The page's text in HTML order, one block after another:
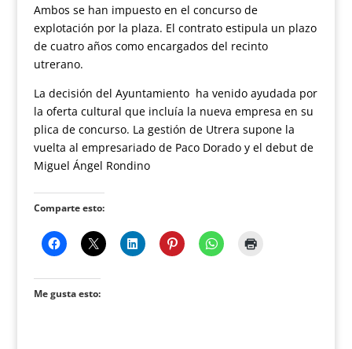
Ambos se han impuesto en el concurso de
explotación por la plaza. El contrato estipula un plazo
de cuatro años como encargados del recinto
utrerano.
La decisión del Ayuntamiento ha venido ayudada por
la oferta cultural que incluía la nueva empresa en su
plica de concurso. La gestión de Utrera supone la
vuelta al empresariado de Paco Dorado y el debut de
Miguel Ángel Rondino
Comparte esto:
Me gusta esto: